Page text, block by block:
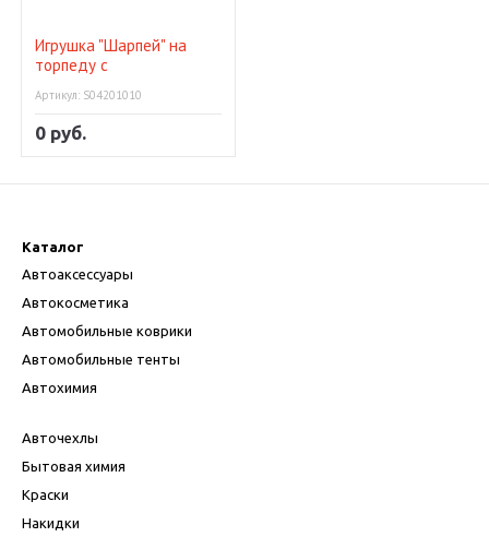
Игрушка "Шарпей" на
торпеду с
Артикул: S04201010
0 руб.
Каталог
Автоаксессуары
Автокосметика
Автомобильные коврики
Автомобильные тенты
Автохимия
Авточехлы
Бытовая химия
Краски
Накидки